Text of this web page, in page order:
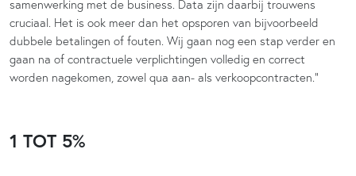
samenwerking met de business. Data zijn daarbij trouwens
cruciaal. Het is ook meer dan het opsporen van bijvoorbeeld
dubbele betalingen of fouten. Wij gaan nog een stap verder en
gaan na of contractuele verplichtingen volledig en correct
worden nagekomen, zowel qua aan- als verkoopcontracten.”
1 TOT 5%